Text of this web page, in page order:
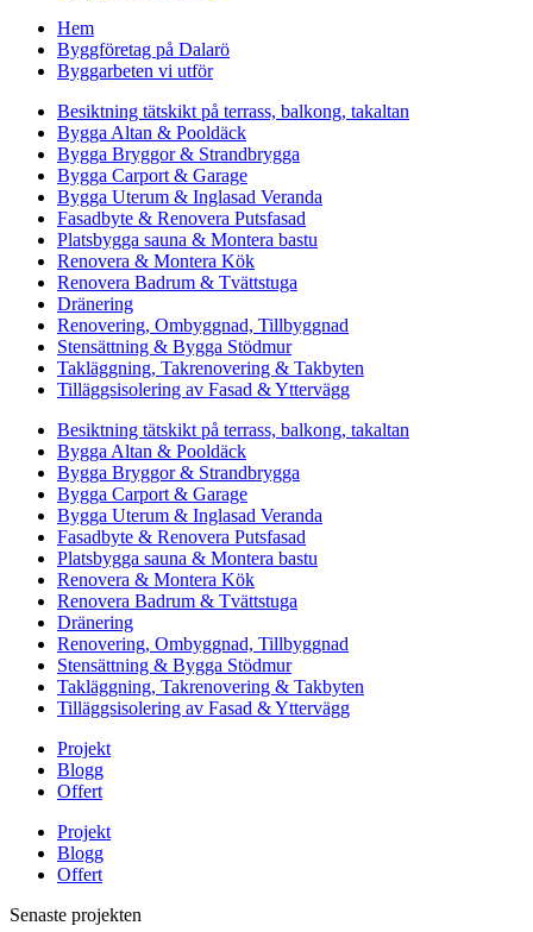
Hem
Byggföretag på Dalarö
Byggarbeten vi utför
Besiktning tätskikt på terrass, balkong, takaltan
Bygga Altan & Pooldäck
Bygga Bryggor & Strandbrygga
Bygga Carport & Garage
Bygga Uterum & Inglasad Veranda
Fasadbyte & Renovera Putsfasad
Platsbygga sauna & Montera bastu
Renovera & Montera Kök
Renovera Badrum & Tvättstuga
Dränering
Renovering, Ombyggnad, Tillbyggnad
Stensättning & Bygga Stödmur
Takläggning, Takrenovering & Takbyten
Tilläggsisolering av Fasad & Yttervägg
Besiktning tätskikt på terrass, balkong, takaltan
Bygga Altan & Pooldäck
Bygga Bryggor & Strandbrygga
Bygga Carport & Garage
Bygga Uterum & Inglasad Veranda
Fasadbyte & Renovera Putsfasad
Platsbygga sauna & Montera bastu
Renovera & Montera Kök
Renovera Badrum & Tvättstuga
Dränering
Renovering, Ombyggnad, Tillbyggnad
Stensättning & Bygga Stödmur
Takläggning, Takrenovering & Takbyten
Tilläggsisolering av Fasad & Yttervägg
Projekt
Blogg
Offert
Projekt
Blogg
Offert
Senaste projekten